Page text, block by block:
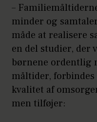
–
minder og
måde at realisere
en del studier, der
børnene ordentlig
måltider,
kvalitet af
men tilføjer: